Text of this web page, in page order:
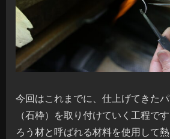
今回はこれまでに、仕上げてきた
（石枠）を取り付けていく工程です
ろう材と呼ばれる材料を使用して